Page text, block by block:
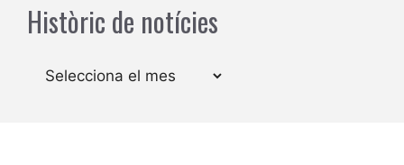
Històric de notícies
Arxius